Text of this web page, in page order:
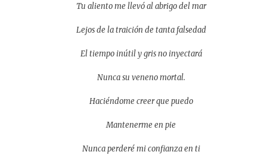
Tu aliento me llevó al abrigo del mar
Lejos de la traición de tanta falsedad
El tiempo inútil y gris no inyectará
Nunca su veneno mortal.
Haciéndome creer que puedo
Mantenerme en pie
Nunca perderé mi confianza en ti